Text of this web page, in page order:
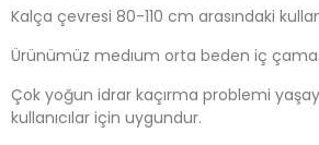
Kalça çevresi 80-110 cm arasındaki
Ürünümüz medıum orta beden iç
Çok yoğun idrar kaçırma problemi
kullanıcılar için uygundur.